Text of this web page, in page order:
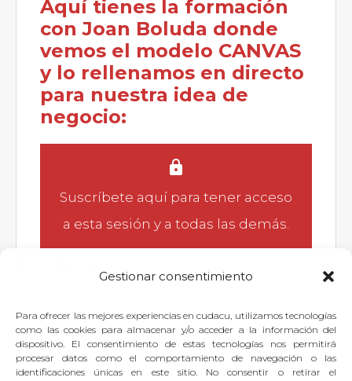
Gestionar consentimiento
Para ofrecer las mejores experiencias en cudacu, utilizamos tecnologías
como las cookies para almacenar y/o acceder a la información del
dispositivo. El consentimiento de estas tecnologías nos permitirá
procesar datos como el comportamiento de navegación o las
identificaciones únicas en este sitio. No consentir o retirar el
Aquí tienes la formación
con Joan Boluda donde
vemos el modelo CANVAS
y lo rellenamos en directo
para nuestra idea de
negocio:
Suscríbete aquí para tener acceso
a esta sesión y a todas las demás.
Si quieres dejar tu pregunta para
el experto, puedesidentificarteo